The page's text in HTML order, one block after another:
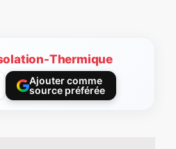
Thermique
Ajouter comme
source préférée